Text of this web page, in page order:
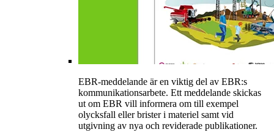
EBR-meddelande är en viktig del av EBR:s
kommunikationsarbete. Ett meddelande skickas
ut om EBR vill informera om till exempel
olycksfall eller brister i materiel samt vid
utgivning av nya och reviderade publikationer.